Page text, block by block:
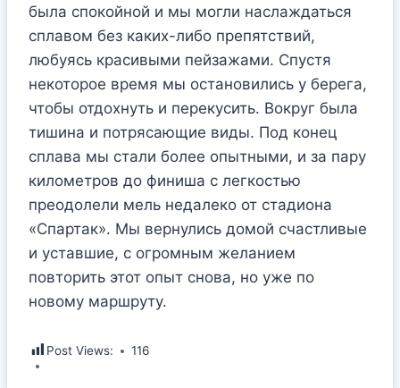
была спокойной и мы могли наслаждаться
сплавом без каких-либо препятствий,
любуясь красивыми пейзажами. Спустя
некоторое время мы остановились у берега,
чтобы отдохнуть и перекусить. Вокруг была
тишина и потрясающие виды. Под конец
сплава мы стали более опытными, и за пару
километров до финиша с легкостью
преодолели мель недалеко от стадиона
«Спартак». Мы вернулись домой счастливые
и уставшие, с огромным желанием
повторить этот опыт снова, но уже по
новому маршруту.
Post Views: 116